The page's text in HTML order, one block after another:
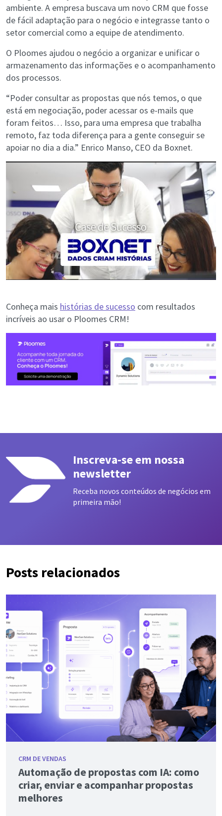
ambiente. A empresa buscava um novo CRM que fosse
de fácil adaptação para o negócio e integrasse tanto o
setor comercial como a equipe de atendimento.
O Ploomes ajudou o negócio a organizar e unificar o
armazenamento das informações e o acompanhamento
dos processos.
“Poder consultar as propostas que nós temos, o que
está em negociação, poder acessar os e-mails que
foram feitos… Isso, para uma empresa que trabalha
remoto, faz toda diferença para a gente conseguir se
apoiar no dia a dia.” Enrico Manso, CEO da Boxnet.
Conheça mais histórias de sucesso com resultados
incríveis ao usar o Ploomes CRM!
Inscreva-se em nossa
newsletter
Receba novos conteúdos de negócios em
primeira mão!
Posts relacionados
CRM DE VENDAS
Automação de propostas com IA: como
criar, enviar e acompanhar propostas
melhores